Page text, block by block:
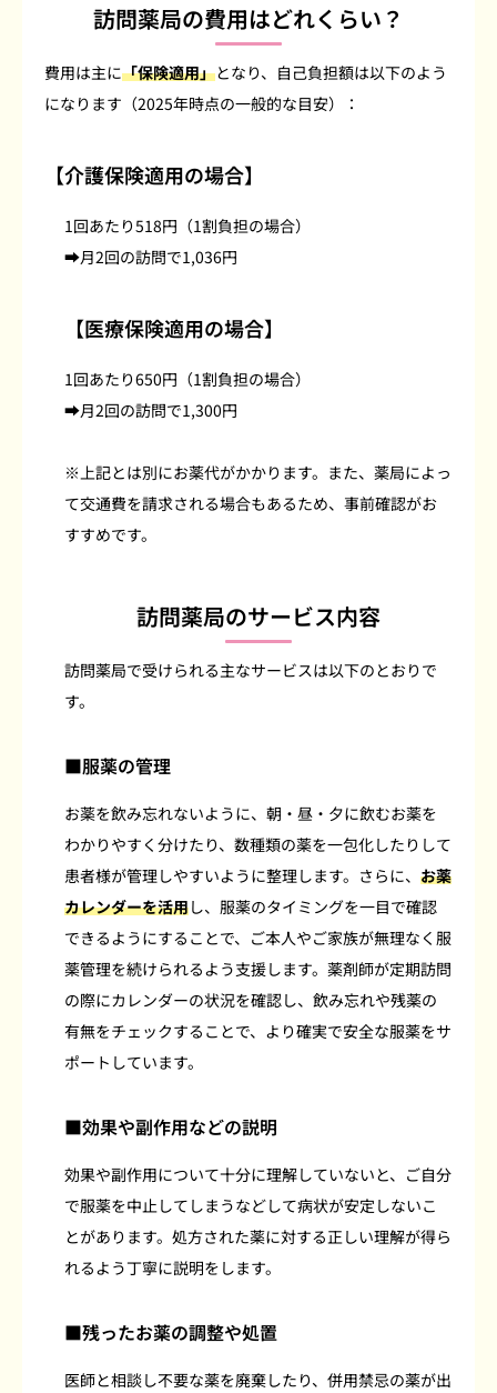
訪問薬局の費用はどれくらい？
費用は主に「保険適用」となり、自己負担額は以下のよう
になります（2025年時点の一般的な目安）：
【介護保険適用の場合】
1回あたり518円（1割負担の場合）
➡月2回の訪問で1,036円
【医療保険適用の場合】
1回あたり650円（1割負担の場合）
➡月2回の訪問で1,300円
※上記とは別にお薬代がかかります。また、薬局によっ
て交通費を請求される場合もあるため、事前確認がお
すすめです。
訪問薬局のサービス内容
訪問薬局で受けられる主なサービスは以下のとおりで
す。
■服薬の管理
お薬を飲み忘れないように、朝・昼・夕に飲むお薬を
わかりやすく分けたり、数種類の薬を一包化したりして
患者様が管理しやすいように整理します。さらに、お薬
カレンダーを活用し、服薬のタイミングを一目で確認
できるようにすることで、ご本人やご家族が無理なく服
薬管理を続けられるよう支援します。薬剤師が定期訪問
の際にカレンダーの状況を確認し、飲み忘れや残薬の
有無をチェックすることで、より確実で安全な服薬をサ
ポートしています。
■効果や副作用などの説明
効果や副作用について十分に理解していないと、ご自分
で服薬を中止してしまうなどして病状が安定しないこ
とがあります。処方された薬に対する正しい理解が得ら
れるよう丁寧に説明をします。
■残ったお薬の調整や処置
医師と相談し不要な薬を廃棄したり、併用禁忌の薬が出